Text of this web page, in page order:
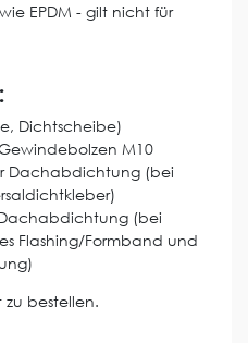
EPDM - gilt nicht für
Dichtscheibe)
M10
Dachabdichtung (bei
(bei
Flashing/Formband und
zu bestellen.